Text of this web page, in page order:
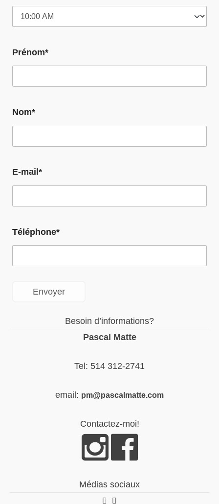
Prénom*
Nom*
E-mail*
Téléphone*
Besoin d’informations?
Pascal Matte
Tel: 514 312-2741
email: pm@pascalmatte.com
Contactez-moi!
Médias sociaux